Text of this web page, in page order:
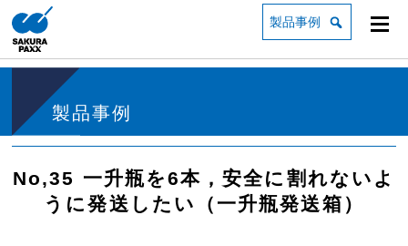
製品事例
製品事例
No,35 一升瓶を6本，安全に割れないよ
うに発送したい（一升瓶発送箱）